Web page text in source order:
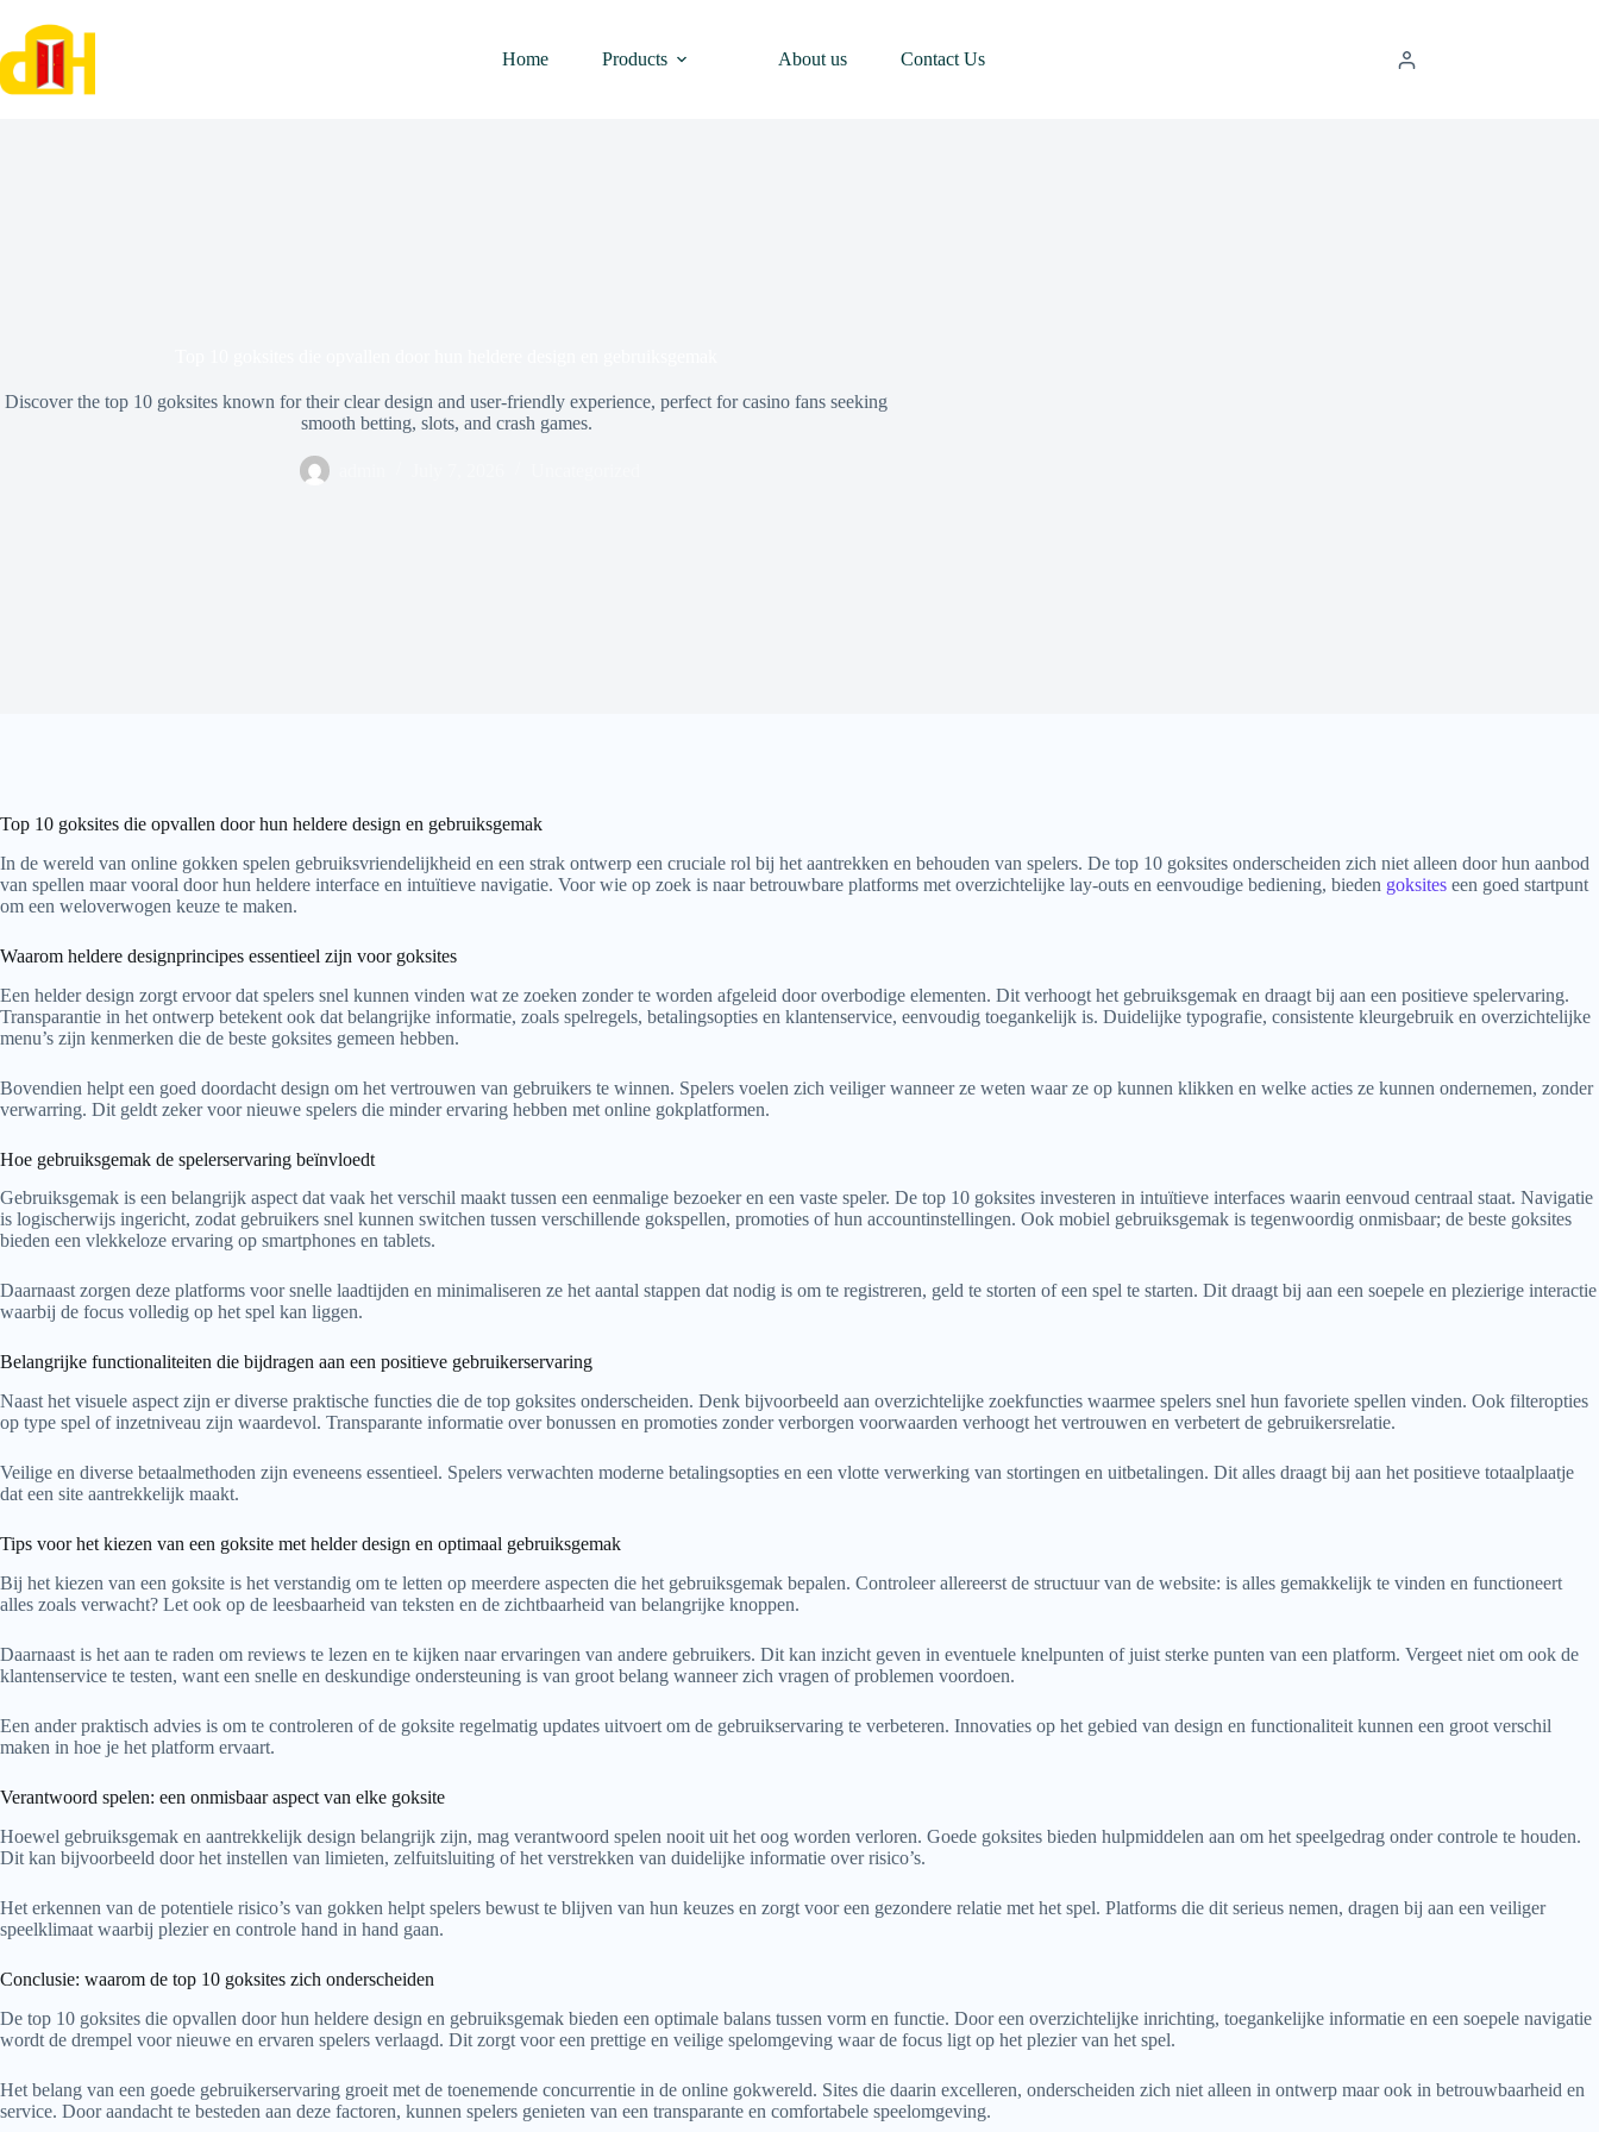
content
Home Products About us Contact Us
Discover the top 10 goksites known for their clear design and user-friendly experience, perfect for casino fans seeking
smooth betting, slots, and crash games.
Top 10 goksites die opvallen door hun heldere design en gebruiksgemak
In de wereld van online gokken spelen gebruiksvriendelijkheid en een strak ontwerp een cruciale rol bij het aantrekken en behouden van spelers. De top 10 goksites onderscheiden zich niet alleen door hun aanbod
van spellen maar vooral door hun heldere interface en intuïtieve navigatie. Voor wie op zoek is naar betrouwbare platforms met overzichtelijke lay-outs en eenvoudige bediening, bieden goksites een goed startpunt
om een weloverwogen keuze te maken.
Waarom heldere designprincipes essentieel zijn voor goksites
Een helder design zorgt ervoor dat spelers snel kunnen vinden wat ze zoeken zonder te worden afgeleid door overbodige elementen. Dit verhoogt het gebruiksgemak en draagt bij aan een positieve spelervaring.
Transparantie in het ontwerp betekent ook dat belangrijke informatie, zoals spelregels, betalingsopties en klantenservice, eenvoudig toegankelijk is. Duidelijke typografie, consistente kleurgebruik en overzichtelijke
menu’s zijn kenmerken die de beste goksites gemeen hebben.
Bovendien helpt een goed doordacht design om het vertrouwen van gebruikers te winnen. Spelers voelen zich veiliger wanneer ze weten waar ze op kunnen klikken en welke acties ze kunnen ondernemen, zonder
verwarring. Dit geldt zeker voor nieuwe spelers die minder ervaring hebben met online gokplatformen.
Hoe gebruiksgemak de spelerservaring beïnvloedt
Gebruiksgemak is een belangrijk aspect dat vaak het verschil maakt tussen een eenmalige bezoeker en een vaste speler. De top 10 goksites investeren in intuïtieve interfaces waarin eenvoud centraal staat. Navigatie
is logischerwijs ingericht, zodat gebruikers snel kunnen switchen tussen verschillende gokspellen, promoties of hun accountinstellingen. Ook mobiel gebruiksgemak is tegenwoordig onmisbaar; de beste goksites
bieden een vlekkeloze ervaring op smartphones en tablets.
Daarnaast zorgen deze platforms voor snelle laadtijden en minimaliseren ze het aantal stappen dat nodig is om te registreren, geld te storten of een spel te starten. Dit draagt bij aan een soepele en plezierige interactie
waarbij de focus volledig op het spel kan liggen.
Belangrijke functionaliteiten die bijdragen aan een positieve gebruikerservaring
Naast het visuele aspect zijn er diverse praktische functies die de top goksites onderscheiden. Denk bijvoorbeeld aan overzichtelijke zoekfuncties waarmee spelers snel hun favoriete spellen vinden. Ook filteropties
op type spel of inzetniveau zijn waardevol. Transparante informatie over bonussen en promoties zonder verborgen voorwaarden verhoogt het vertrouwen en verbetert de gebruikersrelatie.
Veilige en diverse betaalmethoden zijn eveneens essentieel. Spelers verwachten moderne betalingsopties en een vlotte verwerking van stortingen en uitbetalingen. Dit alles draagt bij aan het positieve totaalplaatje
dat een site aantrekkelijk maakt.
Tips voor het kiezen van een goksite met helder design en optimaal gebruiksgemak
Bij het kiezen van een goksite is het verstandig om te letten op meerdere aspecten die het gebruiksgemak bepalen. Controleer allereerst de structuur van de website: is alles gemakkelijk te vinden en functioneert
alles zoals verwacht? Let ook op de leesbaarheid van teksten en de zichtbaarheid van belangrijke knoppen.
Daarnaast is het aan te raden om reviews te lezen en te kijken naar ervaringen van andere gebruikers. Dit kan inzicht geven in eventuele knelpunten of juist sterke punten van een platform. Vergeet niet om ook de
klantenservice te testen, want een snelle en deskundige ondersteuning is van groot belang wanneer zich vragen of problemen voordoen.
Een ander praktisch advies is om te controleren of de goksite regelmatig updates uitvoert om de gebruikservaring te verbeteren. Innovaties op het gebied van design en functionaliteit kunnen een groot verschil
maken in hoe je het platform ervaart.
Verantwoord spelen: een onmisbaar aspect van elke goksite
Hoewel gebruiksgemak en aantrekkelijk design belangrijk zijn, mag verantwoord spelen nooit uit het oog worden verloren. Goede goksites bieden hulpmiddelen aan om het speelgedrag onder controle te houden.
Dit kan bijvoorbeeld door het instellen van limieten, zelfuitsluiting of het verstrekken van duidelijke informatie over risico’s.
Het erkennen van de potentiele risico’s van gokken helpt spelers bewust te blijven van hun keuzes en zorgt voor een gezondere relatie met het spel. Platforms die dit serieus nemen, dragen bij aan een veiliger
speelklimaat waarbij plezier en controle hand in hand gaan.
Conclusie: waarom de top 10 goksites zich onderscheiden
De top 10 goksites die opvallen door hun heldere design en gebruiksgemak bieden een optimale balans tussen vorm en functie. Door een overzichtelijke inrichting, toegankelijke informatie en een soepele navigatie
wordt de drempel voor nieuwe en ervaren spelers verlaagd. Dit zorgt voor een prettige en veilige spelomgeving waar de focus ligt op het plezier van het spel.
Het belang van een goede gebruikerservaring groeit met de toenemende concurrentie in de online gokwereld. Sites die daarin excelleren, onderscheiden zich niet alleen in ontwerp maar ook in betrouwbaarheid en
service. Door aandacht te besteden aan deze factoren, kunnen spelers genieten van een transparante en comfortabele speelomgeving.